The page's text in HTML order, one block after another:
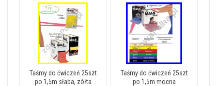
Taśmy do ćwiczeń 25szt
po 1,5m słaba, zółta
Taśmy do ćwiczeń 25szt
po 1,5m mocna